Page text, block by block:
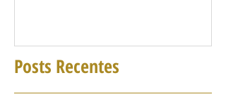
Posts Recentes